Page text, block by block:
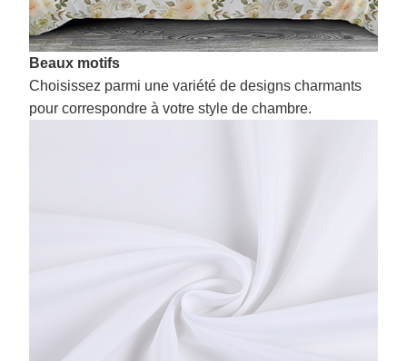
Beaux motifs
Choisissez parmi une variété de designs charmants
pour correspondre à votre style de chambre.